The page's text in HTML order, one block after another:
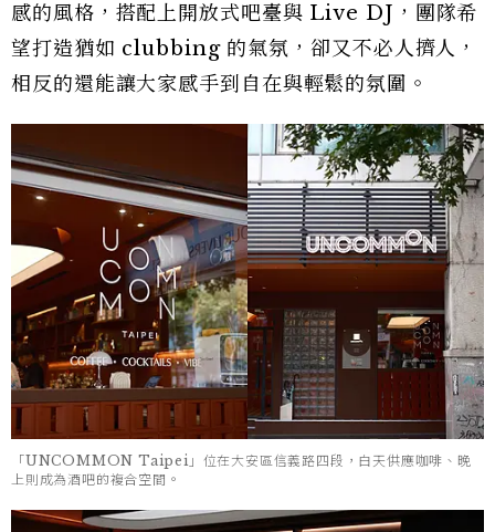
感的風格，搭配上開放式吧臺與 Live DJ，團隊希
望打造猶如 clubbing 的氣氛，卻又不必人擠人，
相反的還能讓大家感手到自在與輕鬆的氛圍。
「UNCOMMON Taipei」位在大安區信義路四段，白天供應咖啡、晚
上則成為酒吧的複合空間。